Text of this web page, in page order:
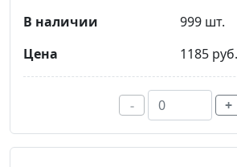
999 шт.
1185 руб.
- +